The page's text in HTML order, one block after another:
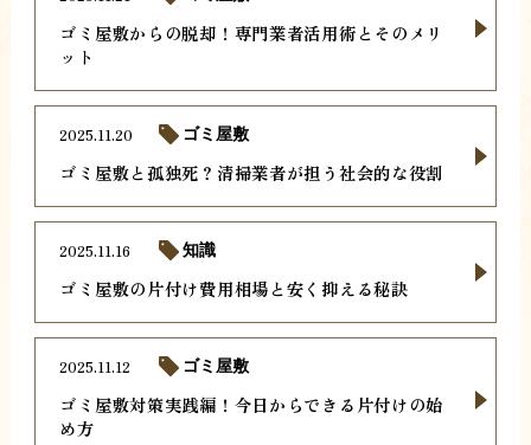
ゴミ屋敷からの脱却！専門業者活用術とそのメリ
ット
ゴミ屋敷と孤独死？清掃業者が担う社会的な役割
2025.11.20 ゴミ屋敷
ゴミ屋敷の片付け費用相場と安く抑える秘訣
2025.11.16 知識
ゴミ屋敷対策実践編！今日からできる片付けの始
め方
2025.11.12 ゴミ屋敷